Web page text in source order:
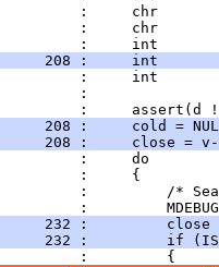
:     chr
:     chr
:     int
208 :     int
:     int
:
:     assert(d
208 :     cold =
208 :     close =
:     do
:     {
:         /*
:
232 :         close
232 :         if
:         {